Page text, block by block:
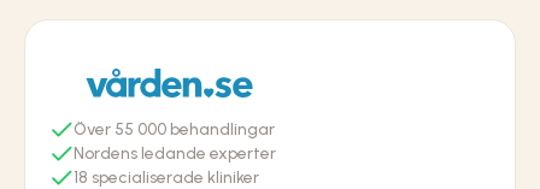
55
Nordens ledande experter
18